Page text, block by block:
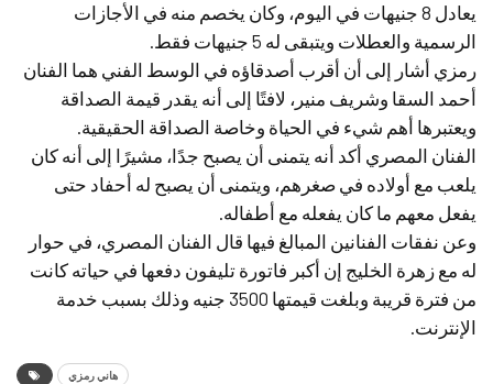
يعادل 8 جنيهات في اليوم، وكان يخصم منه في الأجازات
الرسمية والعطلات ويتبقى له 5 جنيهات فقط.
رمزي أشار إلى أن أقرب أصدقاؤه في الوسط الفني هما الفنان
أحمد السقا وشريف منير، لافتًا إلى أنه يقدر قيمة الصداقة
ويعتبرها أهم شيء في الحياة وخاصة الصداقة الحقيقية.
الفنان المصري أكد أنه يتمنى أن يصبح جدًا، مشيرًا إلى أنه كان
يلعب مع أولاده في صغرهم، ويتمنى أن يصبح له أحفاد حتى
يفعل معهم ما كان يفعله مع أطفاله.
وعن نفقات الفنانين المبالغ فيها قال الفنان المصري، في حوار
له مع زهرة الخليج إن أكبر فاتورة تليفون دفعها في حياته كانت
من فترة قريبة وبلغت قيمتها 3500 جنيه وذلك بسبب خدمة
الإنترنت.
هاني رمزي